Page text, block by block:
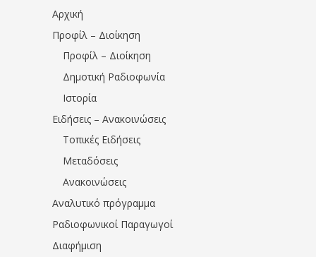
Αρχική
Προφίλ – Διοίκηση
Προφίλ – Διοίκηση
Δημοτική Ραδιοφωνία
Ιστορία
Ειδήσεις – Ανακοινώσεις
Τοπικές Ειδήσεις
Μεταδόσεις
Ανακοινώσεις
Αναλυτικό πρόγραμμα
Ραδιοφωνικοί Παραγωγοί
Διαφήμιση